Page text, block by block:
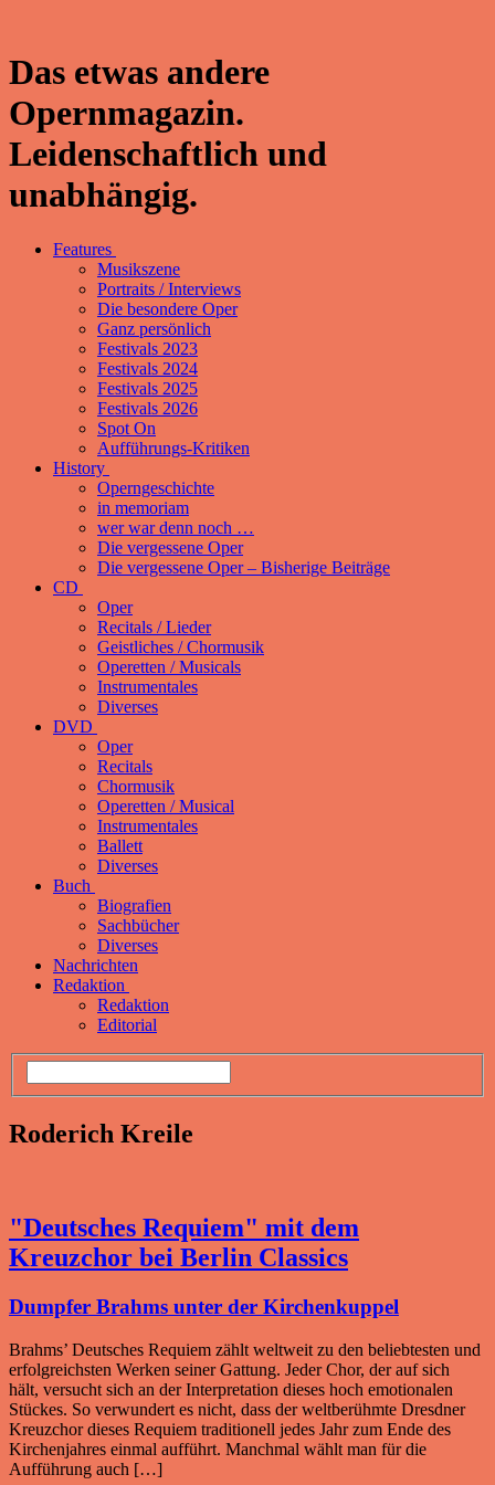
Das etwas andere
Opernmagazin.
Leidenschaftlich und
unabhängig.
Features
Musikszene
Portraits / Interviews
Die besondere Oper
Ganz persönlich
Festivals 2023
Festivals 2024
Festivals 2025
Festivals 2026
Spot On
Aufführungs-Kritiken
History
Operngeschichte
in memoriam
wer war denn noch …
Die vergessene Oper
Die vergessene Oper – Bisherige Beiträge
CD
Oper
Recitals / Lieder
Geistliches / Chormusik
Operetten / Musicals
Instrumentales
Diverses
DVD
Oper
Recitals
Chormusik
Operetten / Musical
Instrumentales
Ballett
Diverses
Buch
Biografien
Sachbücher
Diverses
Nachrichten
Redaktion
Redaktion
Editorial
Roderich Kreile
"Deutsches Requiem" mit dem
Kreuzchor bei Berlin Classics
Dumpfer Brahms unter der Kirchenkuppel
Brahms’ Deutsches Requiem zählt weltweit zu den beliebtesten und
erfolgreichsten Werken seiner Gattung. Jeder Chor, der auf sich
hält, versucht sich an der Interpretation dieses hoch emotionalen
Stückes. So verwundert es nicht, dass der weltberühmte Dresdner
Kreuzchor dieses Requiem traditionell jedes Jahr zum Ende des
Kirchenjahres einmal aufführt. Manchmal wählt man für die
Aufführung auch […]